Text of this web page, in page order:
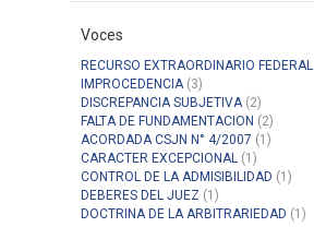
Voces
RECURSO EXTRAORDINARIO FEDERAL
IMPROCEDENCIA(3)
DISCREPANCIA SUBJETIVA(2)
FALTA DE FUNDAMENTACION (2)
ACORDADA CSJN N° 4/2007 (1)
CARACTER EXCEPCIONAL (1)
CONTROL DE LA ADMISIBILIDAD (1)
DEBERES DEL JUEZ (1)
DOCTRINA DE LA ARBITRARIEDAD (1)